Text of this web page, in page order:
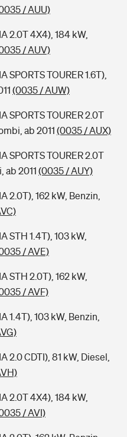
/ AUU)
2.0T 4X4), 184 kW,
/ AUV)
TOURER 1.6T),
(0035 / AUW)
SPORTS TOURER 2.0T
ab 2011 (0035 / AUX)
SPORTS TOURER 2.0T
ab 2011 (0035 / AUY)
2.0T), 162 kW, Benzin,
STH 1.4T), 103 kW,
/ AVE)
STH 2.0T), 162 kW,
/ AVF)
1.4T), 103 kW, Benzin,
2.0 CDTI), 81 kW, Diesel,
2.0T 4X4), 184 kW,
/ AVI)